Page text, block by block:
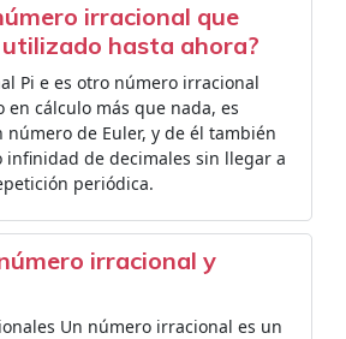
irracional que
hasta ahora?
Pi e es otro número irracional
en cálculo más que nada, es
de Euler, y de él también
infinidad de decimales sin llegar a
periódica.
irracional y
Un número irracional es un